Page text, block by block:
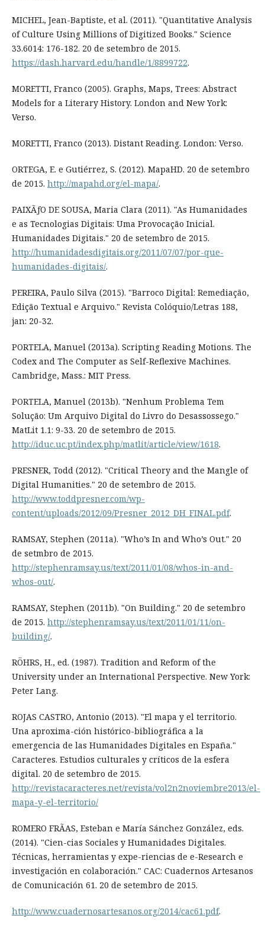
MICHEL, Jean-Baptiste, et al. (2011). "Quantitative Analysis
of Culture Using Millions of Digitized Books." Science
33.6014: 176-182. 20 de setembro de 2015.
https://dash.harvard.edu/handle/1/8899722.
MORETTI, Franco (2005). Graphs, Maps, Trees: Abstract
Models for a Literary History. London and New York:
Verso.
MORETTI, Franco (2013). Distant Reading. London: Verso.
ORTEGA, E. e Gutiérrez, S. (2012). MapaHD. 20 de setembro
de 2015. http://mapahd.org/el-mapa/.
PAIXÃƒO DE SOUSA, Maria Clara (2011). "As Humanidades
e as Tecnologias Digitais: Uma Provocação Inicial.
Humanidades Digitais." 20 de setembro de 2015.
http://humanidadesdigitais.org/2011/07/07/por-que-
humanidades-digitais/.
PEREIRA, Paulo Silva (2015). "Barroco Digital: Remediação,
Edição Textual e Arquivo." Revista Colóquio/Letras 188,
jan: 20-32.
PORTELA, Manuel (2013a). Scripting Reading Motions. The
Codex and The Computer as Self-Reflexive Machines.
Cambridge, Mass.: MIT Press.
PORTELA, Manuel (2013b). "Nenhum Problema Tem
Solução: Um Arquivo Digital do Livro do Desassossego."
MatLit 1.1: 9-33. 20 de setembro de 2015.
http://iduc.uc.pt/index.php/matlit/article/view/1618.
PRESNER, Todd (2012). "Critical Theory and the Mangle of
Digital Humanities." 20 de setembro de 2015.
http://www.toddpresner.com/wp-
content/uploads/2012/09/Presner_2012_DH_FINAL.pdf.
RAMSAY, Stephen (2011a). "Who’s In and Who’s Out." 20
de setmbro de 2015.
http://stephenramsay.us/text/2011/01/08/whos-in-and-
whos-out/.
RAMSAY, Stephen (2011b). "On Building." 20 de setembro
de 2015. http://stephenramsay.us/text/2011/01/11/on-
building/.
RÖHRS, H., ed. (1987). Tradition and Reform of the
University under an International Perspective. New York:
Peter Lang.
ROJAS CASTRO, Antonio (2013). "El mapa y el territorio.
Una aproxima-ción histórico-bibliográfica a la
emergencia de las Humanidades Digitales en España."
Caracteres. Estudios culturales y críticos de la esfera
digital. 20 de setembro de 2015.
http://revistacaracteres.net/revista/vol2n2noviembre2013/el-
mapa-y-el-territorio/
ROMERO FRÃAS, Esteban e María Sánchez González, eds.
(2014). "Cien-cias Sociales y Humanidades Digitales.
Técnicas, herramientas y expe-riencias de e-Research e
investigación en colaboración." CAC: Cuadernos Artesanos
de Comunicación 61. 20 de setembro de 2015.
http://www.cuadernosartesanos.org/2014/cac61.pdf.